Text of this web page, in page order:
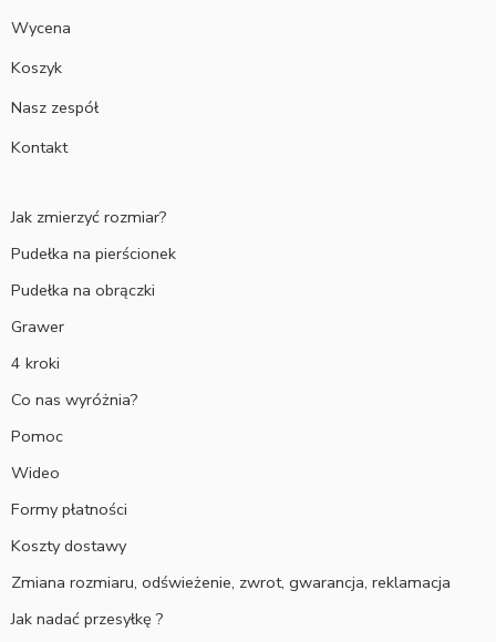
Wycena
Koszyk
Nasz zespół
Kontakt
Jak zmierzyć rozmiar?
Pudełka na pierścionek
Pudełka na obrączki
Grawer
4 kroki
Co nas wyróżnia?
Pomoc
Wideo
Formy płatności
Koszty dostawy
Zmiana rozmiaru, odświeżenie, zwrot, gwarancja, reklamacja
Jak nadać przesyłkę ?